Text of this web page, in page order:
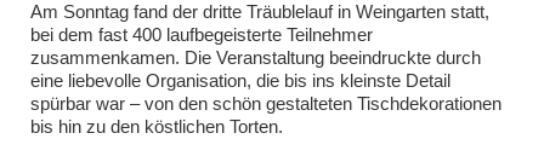
Am Sonntag fand der dritte Träublelauf in Weingarten statt,
bei dem fast 400 laufbegeisterte Teilnehmer
zusammenkamen. Die Veranstaltung beeindruckte durch
eine liebevolle Organisation, die bis ins kleinste Detail
spürbar war – von den schön gestalteten Tischdekorationen
bis hin zu den köstlichen Torten.